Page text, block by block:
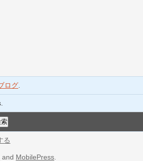
ログ
る
and MobilePress